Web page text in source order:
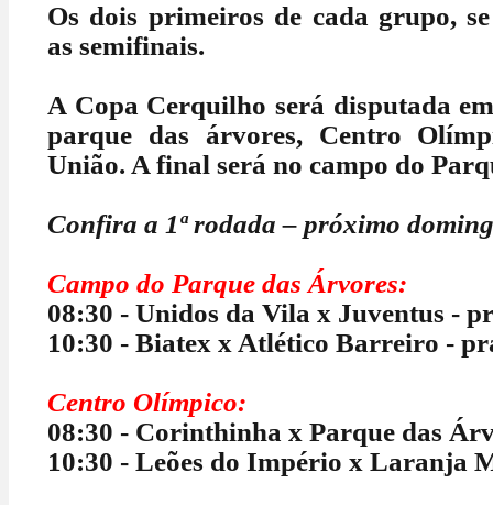
Os dois primeiros de cada grupo,
as semifinais.
A Copa Cerquilho será disputada
parque das árvores, Centro
União. A final será no campo do
Confira a 1ª rodada – próximo
Campo do Parque das Árvores:
08:30 - Unidos da Vila x Juventus -
10:30 - Biatex x Atlético Barreiro -
Centro Olímpico:
08:30 - Corinthinha x Parque das
10:30 - Leões do Império x Laranja